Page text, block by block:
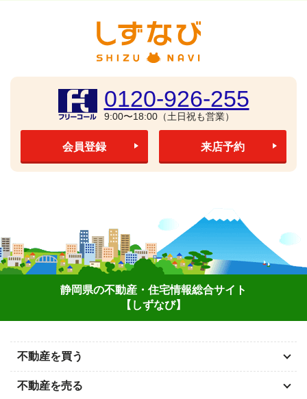
0120-926-255
9:00〜18:00（土日祝も営業）
会員登録 来店予約
静岡県の不動産・住宅情報総合サイト
【しずなび】
不動産を買う
不動産を売る